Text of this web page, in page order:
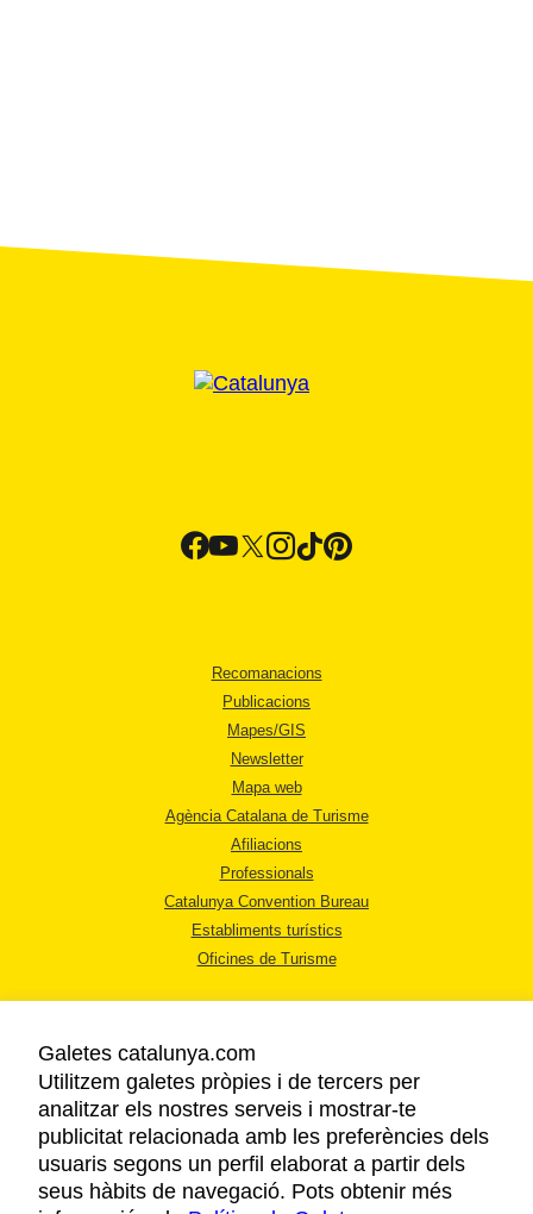
Recomanacions
Publicacions
Mapes/GIS
Newsletter
Mapa web
Agència Catalana de Turisme
Afiliacions
Professionals
Catalunya Convention Bureau
Establiments turístics
Oficines de Turisme
AVÍS LEGAL
POLÍTICA DE PRIVACITAT
COOKIES
Galetes catalunya.com
Utilitzem galetes pròpies i de tercers per
analitzar els nostres serveis i mostrar-te
publicitat relacionada amb les preferències dels
usuaris segons un perfil elaborat a partir dels
seus hàbits de navegació. Pots obtenir més